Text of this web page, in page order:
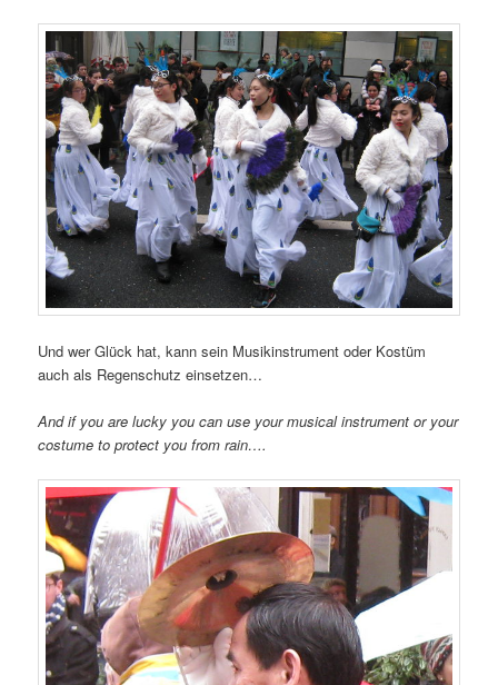
Und wer Glück hat, kann sein Musikinstrument oder Kostüm
auch als Regenschutz einsetzen…
And if you are lucky you can use your musical instrument or your
costume to protect you from rain….